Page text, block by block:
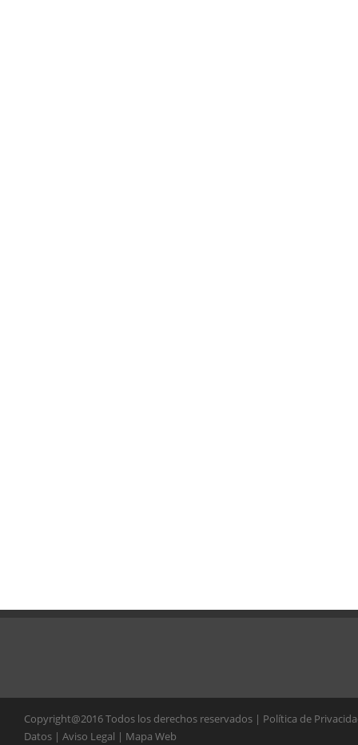
Copyright@2016 Todos los derechos reservados | Política de
Datos | Aviso Legal | Mapa Web